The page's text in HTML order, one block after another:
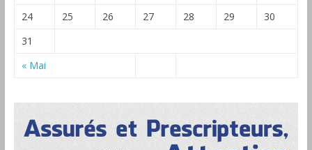
« Mai
24
25 26 27 28 29
30
31